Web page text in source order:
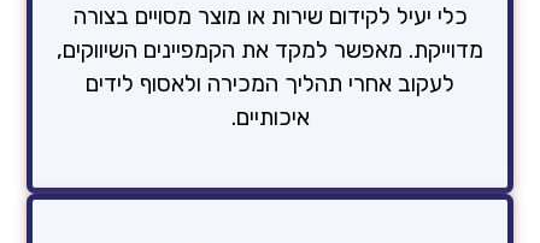
כלי יעיל לקידום שירות או מוצר מסויים בצורה
מדוייקת. מאפשר למקד את הקמפיינים השיווקים,
לעקוב אחרי תהליך המכירה ולאסוף לידים
איכותיים.